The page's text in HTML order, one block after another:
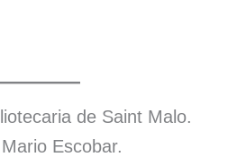
de Saint Malo.
Escobar.